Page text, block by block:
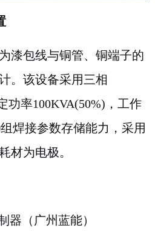
漆包线与铜管、铜端子的
。该设备采用三相
功率100KVA(50%)，工作
焊接参数存储能力，采用
材为电极。
器（广州蓝能）